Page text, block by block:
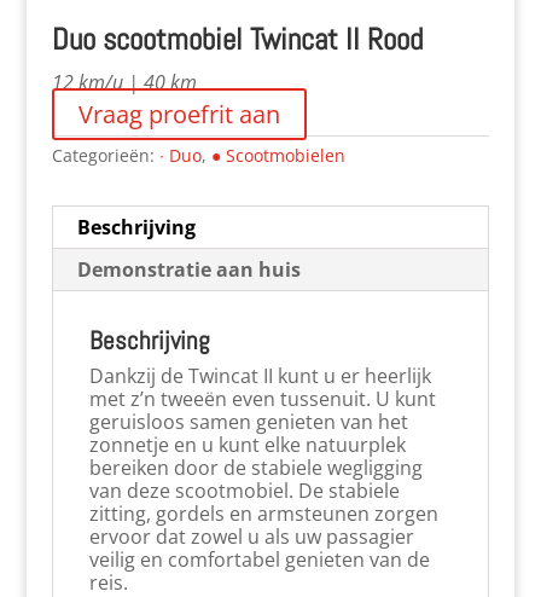
Duo scootmobiel Twincat II Rood
12 km/u | 40 km
Vraag proefrit aan
Categorieën: ∙ Duo, ● Scootmobielen
Beschrijving
Demonstratie aan huis
Beschrijving
Dankzij de Twincat II kunt u er heerlijk
met z’n tweeën even tussenuit. U kunt
geruisloos samen genieten van het
zonnetje en u kunt elke natuurplek
bereiken door de stabiele wegligging
van deze scootmobiel. De stabiele
zitting, gordels en armsteunen zorgen
ervoor dat zowel u als uw passagier
veilig en comfortabel genieten van de
reis.